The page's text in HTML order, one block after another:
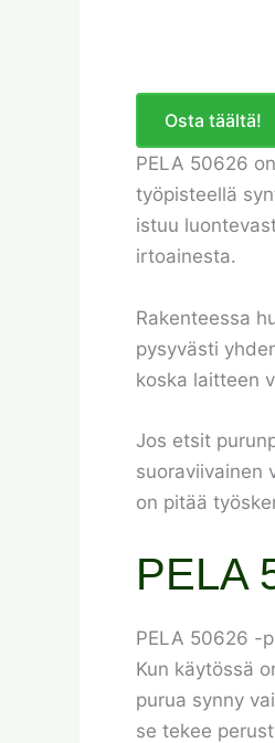
Osta täältä!
PELA 50626
työpisteellä
istuu
irtoainesta.
Rakenteessa
pysyvästi
koska laitteen
Jos etsit
suoraviivainen
on pitää
PELA
PELA 50626 -
Kun käytössä
purua synny
se tekee